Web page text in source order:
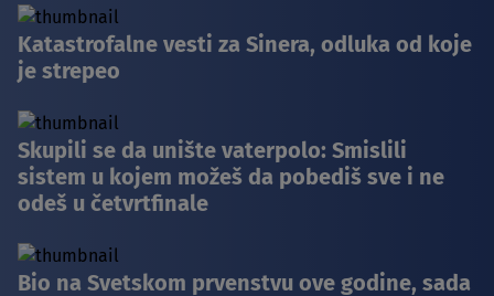
Katastrofalne vesti za Sinera, odluka od koje
je strepeo
Skupili se da unište vaterpolo: Smislili
sistem u kojem možeš da pobediš sve i ne
odeš u četvrtfinale
Bio na Svetskom prvenstvu ove godine, sada